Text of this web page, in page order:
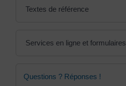
Textes de référence
Services en ligne et formulaires
Questions ? Réponses !